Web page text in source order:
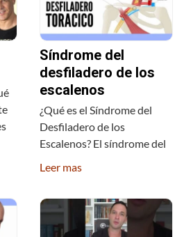
Síndrome del
desfiladero de los
escalenos
¿Qué es el Síndrome del
Desfiladero de los
Escalenos? El síndrome del
Leer mas